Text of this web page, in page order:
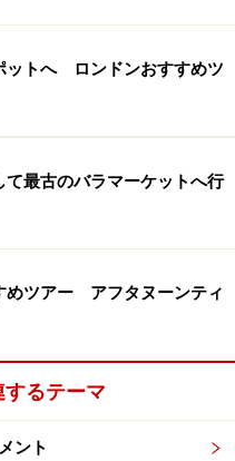
む階段を上ったところに
人気のエジプトギャラ
下の通りです。
ットへ ロンドンおすすめツ
て最古のバラマーケットへ行
めツアー アフタヌーンティ
るテーマ
ント